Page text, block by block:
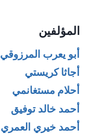
المؤلفين
أبو يعرب المرزوقي
أجاثا كريستي
أحلام مستغانمي
أحمد خالد توفيق
أحمد خيري العمري